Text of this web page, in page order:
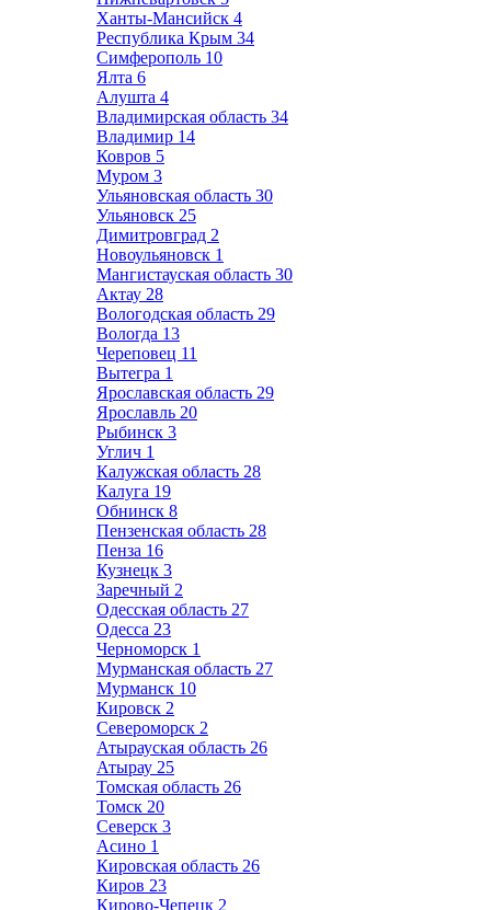
Ханты-Мансийск 4
Республика Крым 34
Симферополь 10
Ялта 6
Алушта 4
Владимирская область 34
Владимир 14
Ковров 5
Муром 3
Ульяновская область 30
Ульяновск 25
Димитровград 2
Новоульяновск 1
Мангистауская область 30
Актау 28
Вологодская область 29
Вологда 13
Череповец 11
Вытегра 1
Ярославская область 29
Ярославль 20
Рыбинск 3
Углич 1
Калужская область 28
Калуга 19
Обнинск 8
Пензенская область 28
Пенза 16
Кузнецк 3
Заречный 2
Одесская область 27
Одесса 23
Черноморск 1
Мурманская область 27
Мурманск 10
Кировск 2
Североморск 2
Атырауская область 26
Атырау 25
Томская область 26
Томск 20
Северск 3
Асино 1
Кировская область 26
Киров 23
Кирово-Чепецк 2